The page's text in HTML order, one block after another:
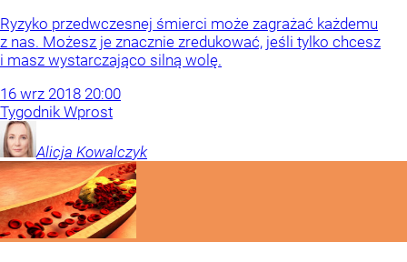
Ryzyko przedwczesnej śmierci może zagrażać każdemu
z nas. Możesz je znacznie zredukować, jeśli tylko chcesz
i masz wystarczająco silną wolę.
16 wrz 2018 20:00
Tygodnik Wprost
Alicja Kowalczyk